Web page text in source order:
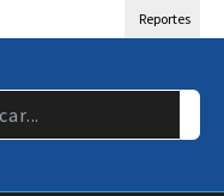
Reportes